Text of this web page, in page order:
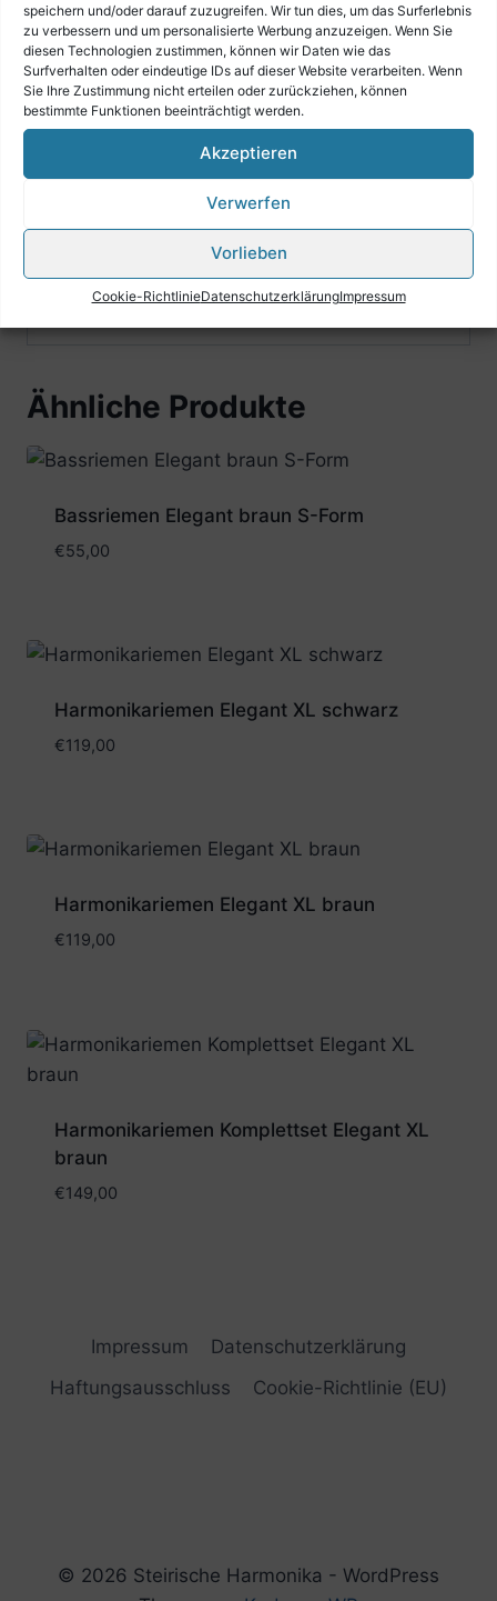
speichern und/oder darauf zuzugreifen. Wir tun dies, um das Surferlebnis
zu verbessern und um personalisierte Werbung anzuzeigen. Wenn Sie
diesen Technologien zustimmen, können wir Daten wie das
Surfverhalten oder eindeutige IDs auf dieser Website verarbeiten. Wenn
Sie Ihre Zustimmung nicht erteilen oder zurückziehen, können
bestimmte Funktionen beeinträchtigt werden.
Akzeptieren
Verwerfen
Vorlieben
Cookie-RichtlinieDatenschutzerklärungImpressum
Material: weiches Ziegenleder und Alcantara
gute Polsterung
Ausführung: braun
feines Randmuster ín Leder geprägt
in der Länge verstellbar
maximale Länge:110 cm
minimale Länge: 92 cm
inklusive Rückenverbinder
Ähnliche Produkte
Bassriemen Elegant braun S-Form
€55,00
Harmonikariemen Elegant XL schwarz
€119,00
Harmonikariemen Elegant XL braun
€119,00
Harmonikariemen Komplettset Elegant XL
braun
€149,00
Impressum
Datenschutzerklärung
Haftungsausschluss
Cookie-Richtlinie (EU)
© 2026 Steirische Harmonika - WordPress